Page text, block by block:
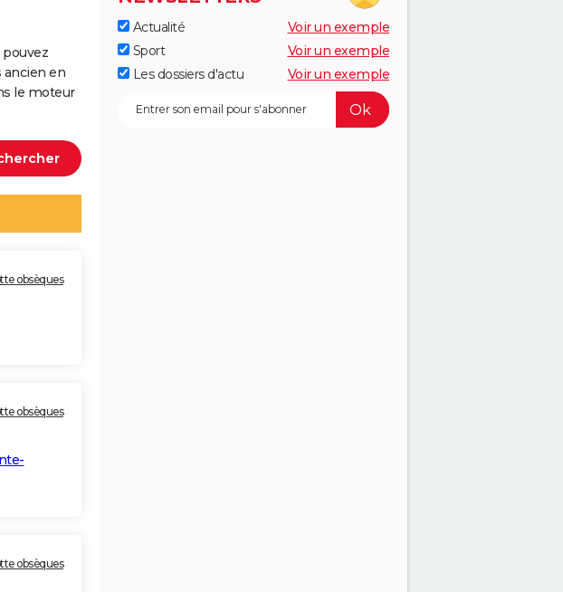
pouvez
ancien en
le moteur
obsèques
obsèques
obsèques
Actualité
Voir un exemple
Sport
Voir un exemple
Les dossiers d'actu
Voir un exemple